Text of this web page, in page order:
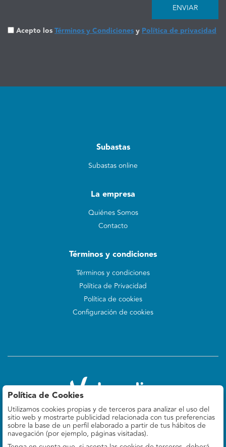
ENVIAR
Acepto losTérminos y CondicionesyPolítica de privacidad
Subastas
Subastas online
La empresa
Quiénes Somos
Contacto
Términos y condiciones
Términos y condiciones
Política de Privacidad
Política de cookies
Configuración de cookies
Valoralia
Felipe IV 9, 5º Izq
28014 Madrid, ES
Política de Cookies
Utilizamos cookies propias y de terceros para analizar el uso del
sitio web y mostrarte publicidad relacionada con tus preferencias
sobre la base de un perfil elaborado a partir de tus hábitos de
navegación (por ejemplo, páginas visitadas).